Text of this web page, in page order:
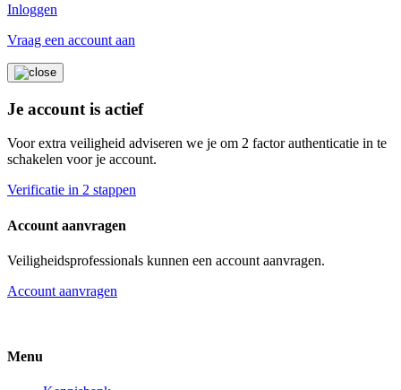
Inloggen
Vraag een account aan
Je account is actief
Voor extra veiligheid adviseren we je om 2 factor authenticatie in te
schakelen voor je account.
Verificatie in 2 stappen
Account aanvragen
Veiligheidsprofessionals kunnen een account aanvragen.
Account aanvragen
Menu